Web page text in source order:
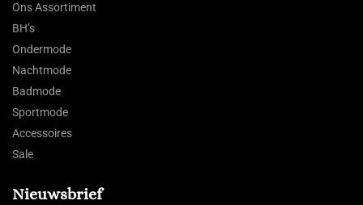
Ons Assortiment
BH’s
Ondermode
Nachtmode
Badmode
Sportmode
Accessoires
Sale
Nieuwsbrief